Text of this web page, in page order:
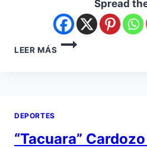
Spread
LEER MÁS
DEPORTES
“Tacuara”